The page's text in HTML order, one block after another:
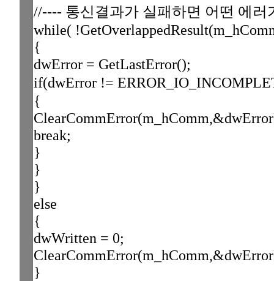
//---- 통신결과가 실패하면 어떤 에러
while(
{
dwError = GetLastError();
if(dwError !=
{
break;
}
}
}
else
{
dwWritten = 0;
}